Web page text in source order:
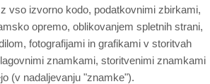
vso izvorno kodo, podatkovnimi zbirkami,
opremo, oblikovanjem spletnih strani,
fotografijami in grafikami v storitvah
znamkami, storitvenimi znamkami
(v nadaljevanju "znamke").